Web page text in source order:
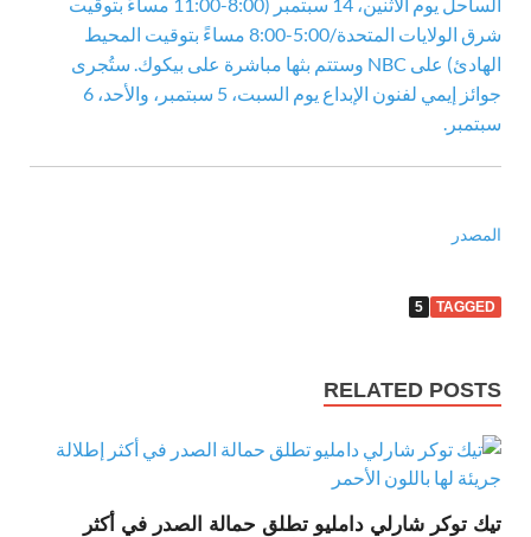
شرق الولايات المتحدة/5:00-8:00 مساءً بتوقيت المحيط
الهادئ) على NBC وستتم بثها مباشرة على بيكوك. ستُجرى
جوائز إيمي لفنون الإبداع يوم السبت، 5 سبتمبر، والأحد، 6
سبتمبر.
المصدر
TAGGED
5
RELATED POSTS
تيك توكر شارلي دامليو تطلق حمالة الصدر في أكثر